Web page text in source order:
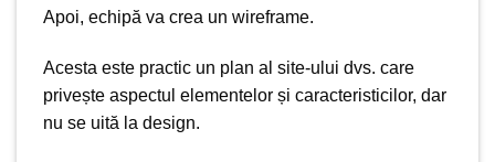
Apoi, echipă va crea un wireframe.
Acesta este practic un plan al site-ului dvs. care
privește aspectul elementelor și caracteristicilor, dar
nu se uită la design.